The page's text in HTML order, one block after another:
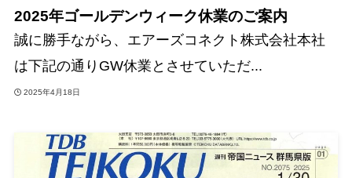
2025年ゴールデンウィーク休業のご案内
誠に勝手ながら、エアーズコネクト株式会社本社
は下記の通りGW休業とさせていただ...
2025年4月18日